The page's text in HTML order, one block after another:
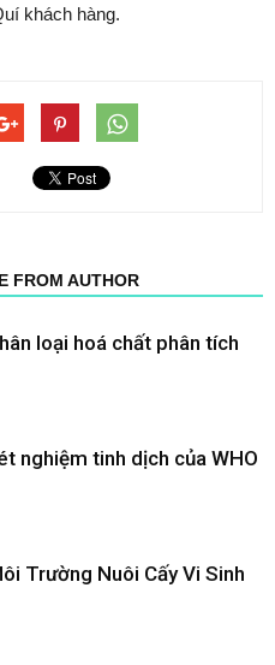
khách hàng.
FROM AUTHOR
loại hoá chất phân tích
nghiệm tinh dịch của WHO
Trường Nuôi Cấy Vi Sinh